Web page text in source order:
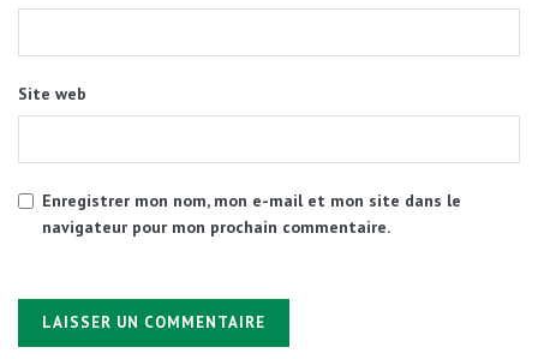
Site web
Enregistrer mon nom, mon e-mail et mon site dans le
navigateur pour mon prochain commentaire.